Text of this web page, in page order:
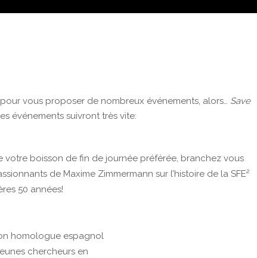
vous proposer de nombreux événements, alors… Save
événements suivront très vite:
votre boisson de fin de journée préférée, branchez vous
de Maxime Zimmermann sur l’histoire de la SFE²
50 années!
homologue espagnol
chercheurs en